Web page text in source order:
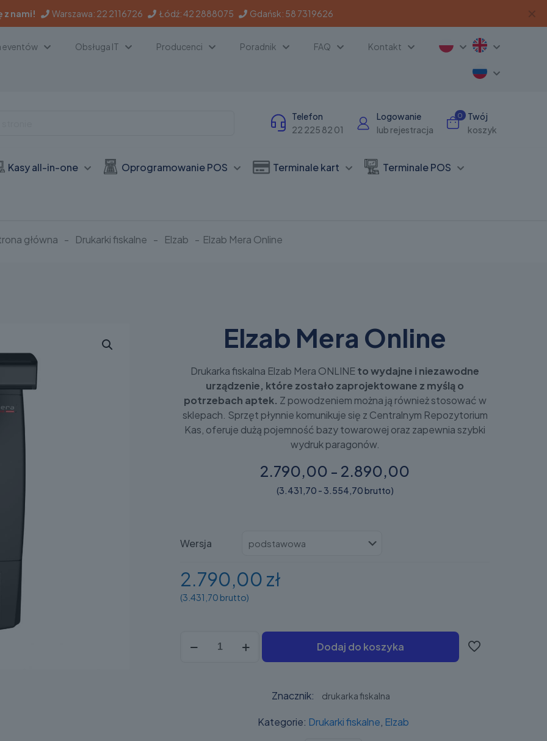
z nami! Warszawa: 22 2116726 Łódź:42 2888075 Gdańsk: 58 7319626 ✕
eventów Obsługa IT Producenci Poradnik FAQ Kontakt
Telefon
22 225 82 01
Logowanie
lub rejestracja
0
Twój
koszyk
Kasy all-in-one Oprogramowanie POS Terminale kart Terminale POS
główna - Drukarki fiskalne - Elzab - Elzab Mera Online
Elzab Mera Online
Drukarka fiskalna Elzab Mera ONLINEto wydajne i niezawodne
urządzenie, które zostało zaprojektowane z myślą o
potrzebach aptek. Z powodzeniem można ją również stosować w
sklepach. Sprzęt płynnie komunikuje się z Centralnym Repozytorium
Kas, oferuje dużą pojemność bazy towarowej oraz zapewnia szybki
wydruk paragonów.
2.790,00 - 2.890,00
(3.431,70 - 3.554,70 brutto)
Wersja
2.790,00 zł
(3.431,70 brutto)
Elzab
Dodaj do koszyka
Znacznik: drukarka fiskalna
Kategorie: Drukarki fiskalne Elzab